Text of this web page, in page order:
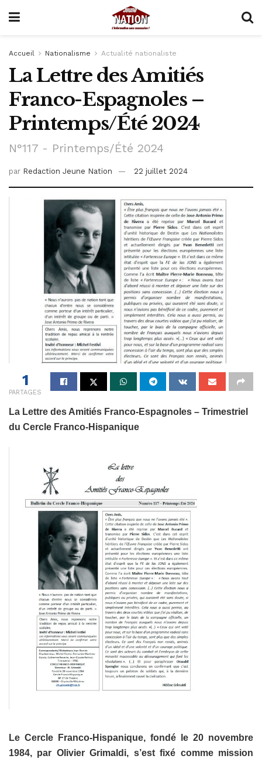
Accueil Nationalisme Actualité nationaliste
La Lettre des Amitiés
Franco-Espagnoles –
Printemps/Été 2024
N°117 - Printemps/Été 2024
par Redaction Jeune Nation 22 juillet 2024
1
PARTAGES
La Lettre des Amitiés Franco-Espagnoles – Trimestriel
du Cercle Franco-Hispanique
Le Cercle Franco-Hispanique, fondé le 20 novembre
1984, par Olivier Grimaldi, s’est fixé comme mission